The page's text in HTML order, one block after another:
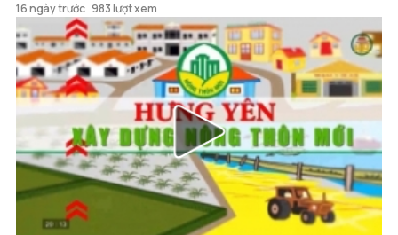
16 ngày trước 983 lượt xem